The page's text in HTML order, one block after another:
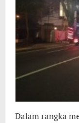
Dalam rangka